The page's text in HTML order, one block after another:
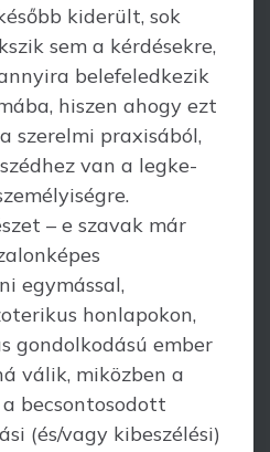
kiderült, sok
sem a kérdésekre,
belefeledkezik
hiszen ahogy ezt
szerelmi praxisából,
van a legke­
– e szavak már
egymással,
honlapokon,
gondolkodású ember
válik, miközben a
becsontosodott
(és/vagy kibeszélési)